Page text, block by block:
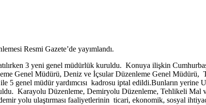
Resmi Gazete’de yayımlandı.
3 yeni genel müdürlük kuruldu. Konuya ilişkin
Genel Müdürü, Deniz ve İçsular Düzenleme Genel Müdürü,
5 genel müdür yardımcısı kadrosu iptal edildi.Bunların
Karayolu Düzenleme, Demiryolu Düzenleme, Tehlikeli Mal
yolu ulaştırması faaliyetlerinin ticari, ekonomik, sosyal